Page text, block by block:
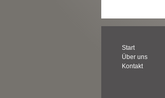
Start
Über uns
Kontakt